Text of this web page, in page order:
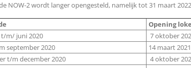
NOW-2 wordt langer opengesteld, namelijk tot 31 maart
Opening
m/ juni 2020 7 oktober
september 2020 14 maart 2021
t/m december 2020 4 oktober